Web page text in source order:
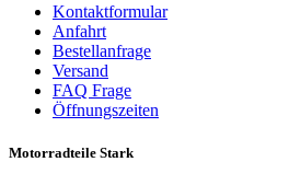
Kontaktformular
Anfahrt
Bestellanfrage
Versand
FAQ Frage
Öffnungszeiten
Motorradteile Stark